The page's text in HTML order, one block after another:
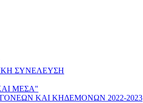
ΣΥΝΕΛΕΥΣΗ
ΜΕΣΑ"
ΚΑΙ ΚΗΔΕΜΟΝΩΝ 2022-2023